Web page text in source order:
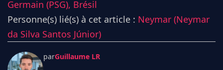
Germain (PSG), Brésil
Personne(s) lié(s) à cet article : Neymar (Neymar
da Silva Santos Júnior)
parGuillaume LR